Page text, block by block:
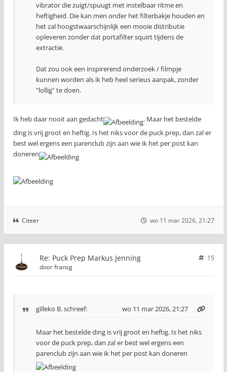
vibrator die zuigt/spuugt met instelbaar ritme en
heftigheid. Die kan men onder het filterbakje houden en
het zal hoogstwaarschijnlijk een mooie distributie
opleveren zonder dat portafilter squirt tijdens de
extractie.
Dat zou ook een inspirerend onderzoek / filmpje
kunnen worden als ik heb heel serieus aanpak, zonder
"lollig" te doen.
Ik heb daar nooit aan gedacht
. Maar het bestelde
ding is vrij groot en heftig. Is het niks voor de puck prep, dan zal er
best wel ergens een parenclub zijn aan wie ik het per post kan
doneren
Citeer wo 11 mar 2026, 21:27
Re: Puck Prep Markus Jenning
15
doorfransg
gilleko B.schreef: wo 11 mar 2026, 21:27
Maar het bestelde ding is vrij groot en heftig. Is het niks
voor de puck prep, dan zal er best wel ergens een
parenclub zijn aan wie ik het per post kan doneren